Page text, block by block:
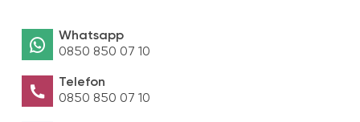
Whatsapp
0850 850 07 10
Telefon
0850 850 07 10